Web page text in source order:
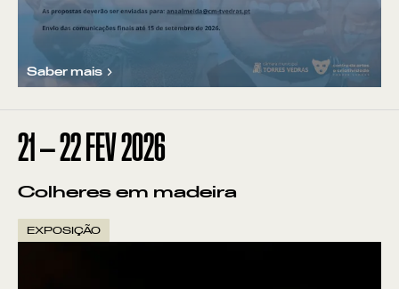
Saber mais
21 —22 FEV2026
Colheres em madeira
EXPOSIÇÃO